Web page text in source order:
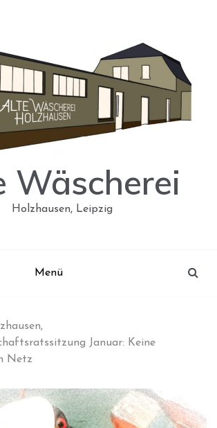
Wäscherei
Holzhausen, Leipzig
Menü
Januar: Keine
Netz